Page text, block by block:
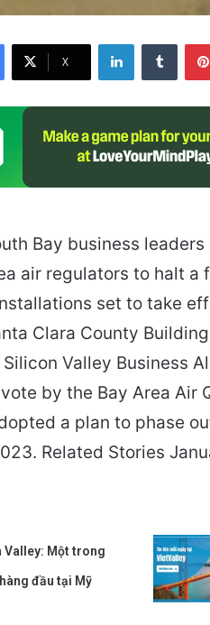
X
LinkedIn
Bay business
air regulators to halt
set to take
Clara County
Valley Business
by the Bay Area Air
a plan to phase
Related Stories
Valley: Một trong
đầu tại Mỹ